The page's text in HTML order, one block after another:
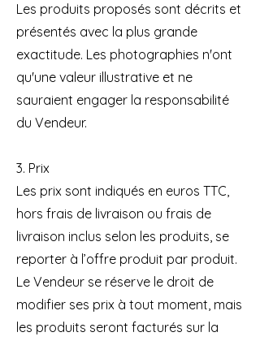
Les produits proposés sont décrits et
présentés avec la plus grande
exactitude. Les photographies n'ont
qu'une valeur illustrative et ne
sauraient engager la responsabilité
du Vendeur.
3. Prix
Les prix sont indiqués en euros TTC,
hors frais de livraison ou frais de
livraison inclus selon les produits, se
reporter à l’offre produit par produit.
Le Vendeur se réserve le droit de
modifier ses prix à tout moment, mais
les produits seront facturés sur la